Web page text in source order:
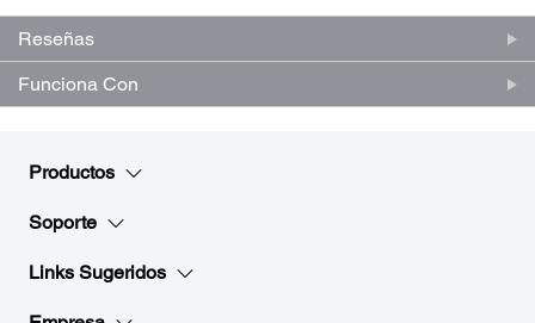
Enlace
la
Reseñas
Funciona Con
Productos
Soporte
Links Sugeridos